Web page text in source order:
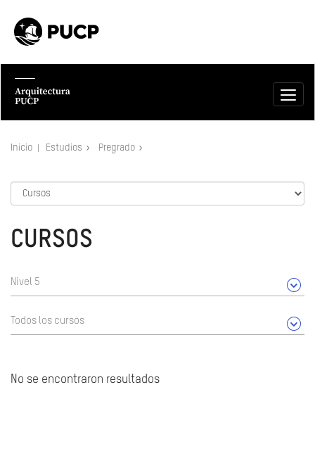
Inicio Estudios Pregrado
CURSOS
Nivel 5
Todos los cursos
No se encontraron resultados